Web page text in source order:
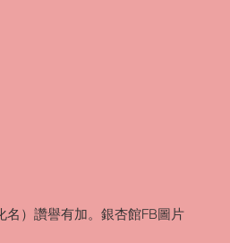
名）讚譽有加。銀杏館FB圖片